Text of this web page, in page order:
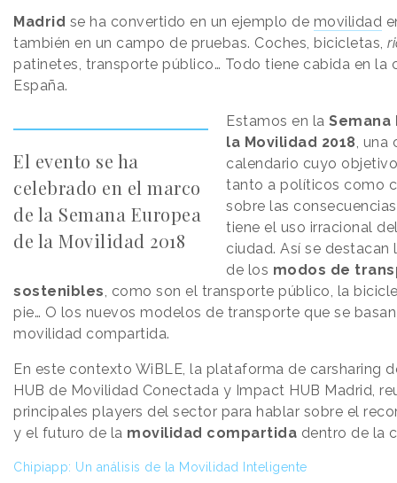
Madrid se ha convertido en un ejemplo de movilidad
también en un campo de pruebas. Coches, bicicletas,
patinetes, transporte público… Todo tiene cabida en la
España.
El evento se ha
celebrado en el marco
de la Semana Europea
de la Movilidad 2018
Estamos en la Semana
la Movilidad 2018, una
calendario cuyo
tanto a políticos como
sobre las
tiene el uso irracional
ciudad. Así se destacan
de los modos de
sostenibles, como son el transporte público, la
pie… O los nuevos modelos de transporte que se
movilidad compartida.
En este contexto WiBLE, la plataforma de carsharing
HUB de Movilidad Conectada y Impact HUB Madrid,
principales players del sector para hablar sobre el
y el futuro de la movilidad compartida dentro de la
Chipiapp: Un análisis de la Movilidad Inteligente